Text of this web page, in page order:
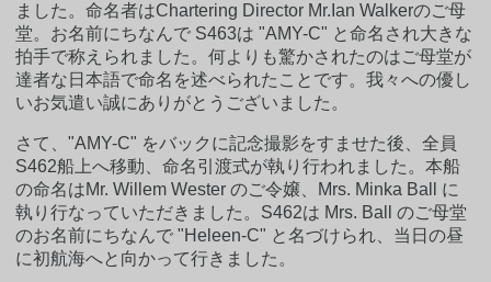
ました。命名者はChartering Director Mr.Ian Walkerのご母
堂。お名前にちなんで S463は "AMY-C" と命名され大きな
拍手で称えられました。何よりも驚かされたのはご母堂が
達者な日本語で命名を述べられたことです。我々への優し
いお気遣い誠にありがとうございました。
さて、"AMY-C" をバックに記念撮影をすませた後、全員
S462船上へ移動、命名引渡式が執り行われました。本船
の命名はMr. Willem Wester のご令嬢、Mrs. Minka Ball に
執り行なっていただきました。S462は Mrs. Ball のご母堂
のお名前にちなんで "Heleen-C" と名づけられ、当日の昼
に初航海へと向かって行きました。